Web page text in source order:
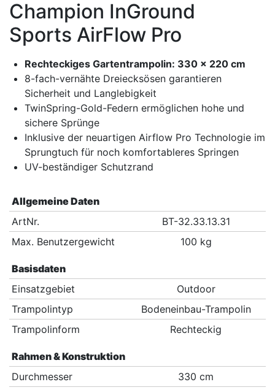
Champion InGround
Sports AirFlow Pro
Rechteckiges Gartentrampolin: 330 x 220 cm
8-fach-vernähte Dreiecksösen garantieren
Sicherheit und Langlebigkeit
TwinSpring-Gold-Federn ermöglichen hohe und
sichere Sprünge
Inklusive der neuartigen Airflow Pro Technologie im
Sprungtuch für noch komfortableres Springen
UV-beständiger Schutzrand
Allgemeine Daten
ArtNr.
BT-32.33.13.31
Max. Benutzergewicht
100 kg
Basisdaten
Einsatzgebiet
Outdoor
Trampolintyp
Bodeneinbau-Trampolin
Trampolinform
Rechteckig
Rahmen & Konstruktion
Durchmesser
330 cm